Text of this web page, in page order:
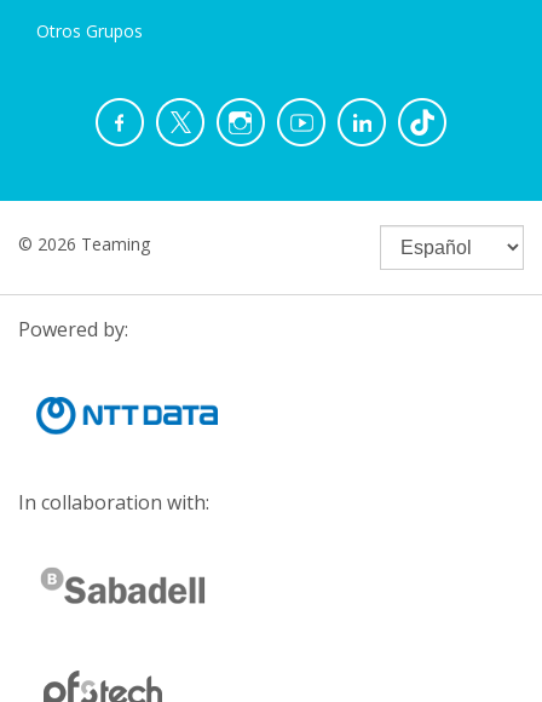
Otros Grupos
© 2026 Teaming
Powered by:
In collaboration with: